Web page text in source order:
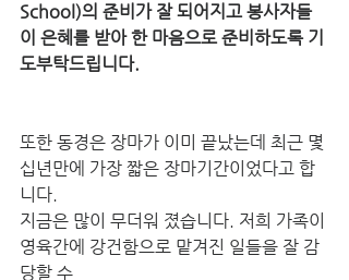
School)의 준비가 잘 되어지고 봉사자들
이 은혜를 받아 한 마음으로 준비하도록 기
도부탁드립니다.
또한 동경은 장마가 이미 끝났는데 최근 몇
십년만에 가장 짧은 장마기간이었다고 합
니다.
지금은 많이 무더워 졌습니다. 저희 가족이
영육간에 강건함으로 맡겨진 일들을 잘 감
당할 수